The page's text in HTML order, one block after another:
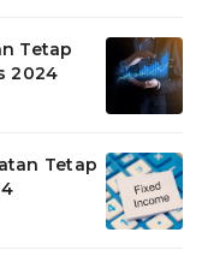
Tetap
2024
Tetap